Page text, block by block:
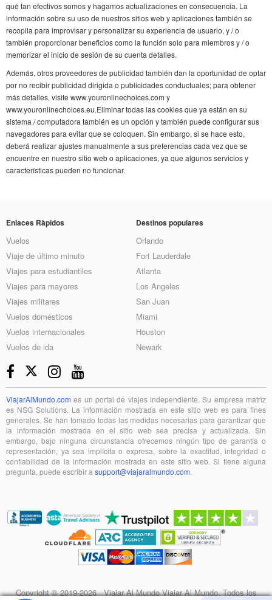
qué tan efectivos somos y hagamos actualizaciones en consecuencia. La
información sobre su uso de nuestros sitios web y aplicaciones también se
recopila para improvisar y personalizar su experiencia de usuario, y / o
también proporcionar beneficios como la función solo para miembros y / o
memorizar el inicio de sesión de su cuenta detalles.
Además, otros proveedores de publicidad también dan la oportunidad de optar
por no recibir publicidad dirigida o publicidades conductuales; para obtener
más detalles, visite www.youronlinechoices.com y
www.youronlinechoices.eu.Eliminar todas las cookies que ya están en su
sistema / computadora también es un opción y también puede configurar sus
navegadores para evitar que se coloquen. Sin embargo, si se hace esto,
deberá realizar ajustes manualmente a sus preferencias cada vez que se
encuentre en nuestro sitio web o aplicaciones, ya que algunos servicios y
características pueden no funcionar.
Enlaces Ràpidos
Vuelos
Viaje de último minuto
Viajes para estudiantiles
Viajes para mayores
Viajes militares
Vuelos domésticos
Vuelos internacionales
Vuelos de ida
Destinos populares
Orlando
Fort Lauderdale
Atlanta
Los Angeles
San Juan
Miami
Houston
Newark
ViajarAlMundo.com es un portal de viajes independiente. Su empresa matriz
es NSG Solutions. La información mostrada en este sitio web es para fines
generales. Se han tomado todas las medidas necesarias para garantizar que
la información mostrada en el sitio web sea precisa y actualizada. Sin
embargo, bajo ninguna circunstancia ofrecemos ningún tipo de garantía o
representación, ya sea implícita o expresa, sobre la exactitud, integridad o
confiabilidad de la información mostrada en este sitio web. Si tiene alguna
pregunta, puede escribir a support@viajaralmundo.com.
Copyright © 2019-2026 Viajar Al Mundo Viajar Al Mundo. Todos los